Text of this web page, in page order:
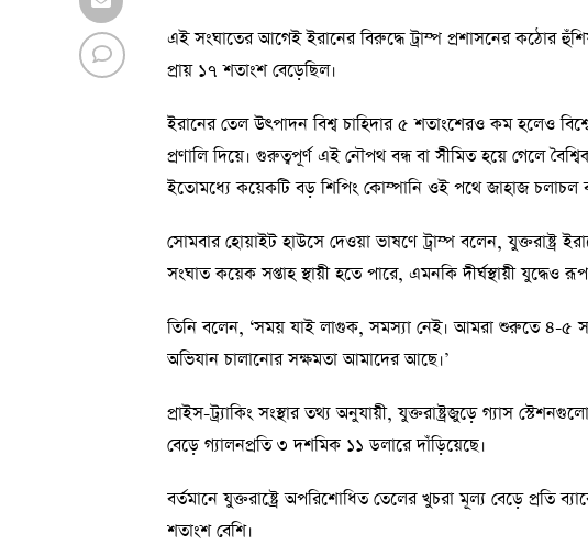
এই সংঘাতের আগেই ইরানের বিরুদ্ধে ট্রাম্প প্রশাসনের কঠোর
প্রায় ১৭ শতাংশ বেড়েছিল।
ইরানের তেল উৎপাদন বিশ্ব চাহিদার ৫ শতাংশেরও কম হলেও
প্রণালি দিয়ে। গুরুত্বপূর্ণ এই নৌপথ বন্ধ বা সীমিত হয়ে গেলে
ইতোমধ্যে কয়েকটি বড় শিপিং কোম্পানি ওই পথে জাহাজ চলাচল
সোমবার হোয়াইট হাউসে দেওয়া ভাষণে ট্রাম্প বলেন, যুক্তরাষ্ট্র
সংঘাত কয়েক সপ্তাহ স্থায়ী হতে পারে, এমনকি দীর্ঘস্থায়ী যুদ্ধেও
তিনি বলেন, ‘সময় যাই লাগুক, সমস্যা নেই। আমরা শুরুতে ৪-৫
অভিযান চালানোর সক্ষমতা আমাদের আছে।’
প্রাইস-ট্র্যাকিং সংস্থার তথ্য অনুযায়ী, যুক্তরাষ্ট্রজুড়ে গ্যাস
বেড়ে গ্যালনপ্রতি ৩ দশমিক ১১ ডলারে দাঁড়িয়েছে।
বর্তমানে যুক্তরাষ্ট্রে অপরিশোধিত তেলের খুচরা মূল্য বেড়ে
শতাংশ বেশি।